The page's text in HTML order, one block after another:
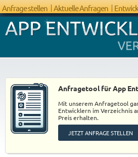
Anfrage stellen Aktuelle Anfragen
Anfragetool für App
Mit unserem Anfragetool
Entwicklern im Verzeichnis
Preis erhalten.
JETZT ANFRAGE STELLEN